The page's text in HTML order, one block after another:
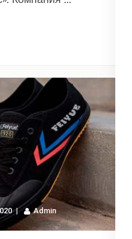
Admin